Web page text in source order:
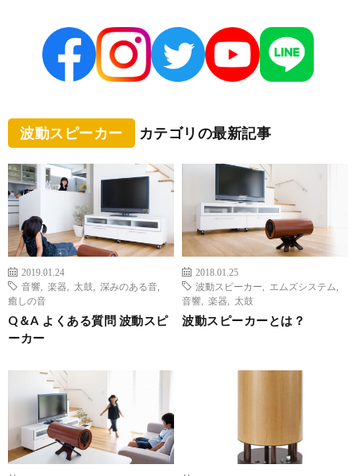
波動スピーカー カテゴリの最新記事
2019.01.24
音響
楽器 太鼓 深みのある音
癒しの音
Q＆A よくある質問 波動スピ
ーカー
2018.01.25
波動スピーカー
エムズシステム
音響
楽器 太鼓
波動スピーカーとは？